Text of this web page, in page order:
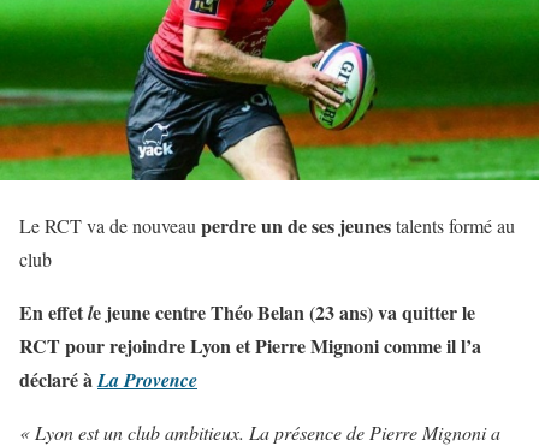
Le RCT va de nouveau perdre un de ses jeunestalents formé au
club
En effetle jeune centre Théo Belan (23 ans) va quitter le
RCT pour rejoindre Lyon et Pierre Mignoni comme il l’a
déclaré à La Provence
« Lyon est un club ambitieux. La présence de Pierre Mignoni a